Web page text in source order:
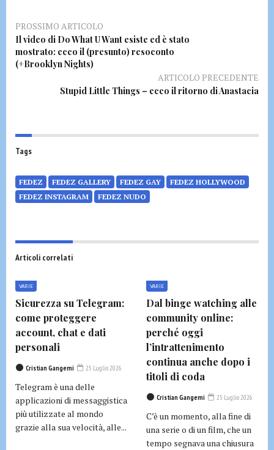
PROSSIMO ARTICOLO
Il video di Do What U Want esiste ed è stato
mostrato: ecco il (presunto) resoconto
(+Brooklyn Nights)
ARTICOLO PRECEDENTE
Stupid Little Things – ecco il ritorno di Anastacia
Tags
FEDEZ FEDEZ GALLERY FEDEZ GAY
FEDEZ HOLLYWOOD
FEDEZ INSTAGRAM
FEDEZ NUDO
Articoli correlati
VARIE
Sicurezza su Telegram:
come proteggere
account, chat e dati
personali
Cristian Gangemi 25 Luglio 2026
Telegram è una delle
applicazioni di messaggistica
più utilizzate al mondo
grazie alla sua velocità, alle...
VARIE
Dal binge watching alle
community online:
perché oggi
l’intrattenimento
continua anche dopo i
titoli di coda
Cristian Gangemi 25 Luglio 2026
C’è un momento, alla fine di
una serie o di un film, che un
tempo segnava una chiusura